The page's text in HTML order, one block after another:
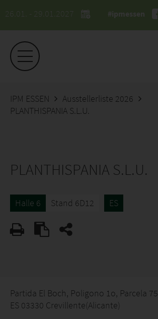
26.01. - 29.01.2027 #ipmessen
IPM ESSEN
Ausstellerliste 2026
PLANTHISPANIA S.L.U.
PLANTHISPANIA S.L.U.
Halle 6 Stand 6D12 ES
Partida El Boch, Poligono 1o, Parcela 75
ES 03330 Crevillente(Alicante)